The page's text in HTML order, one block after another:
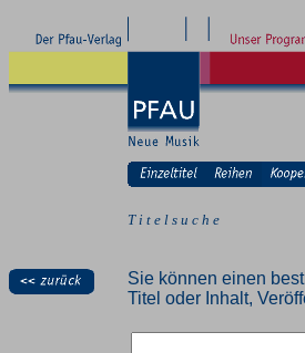
T i t e l s u c h e
Sie können einen
Titel oder Inhalt,